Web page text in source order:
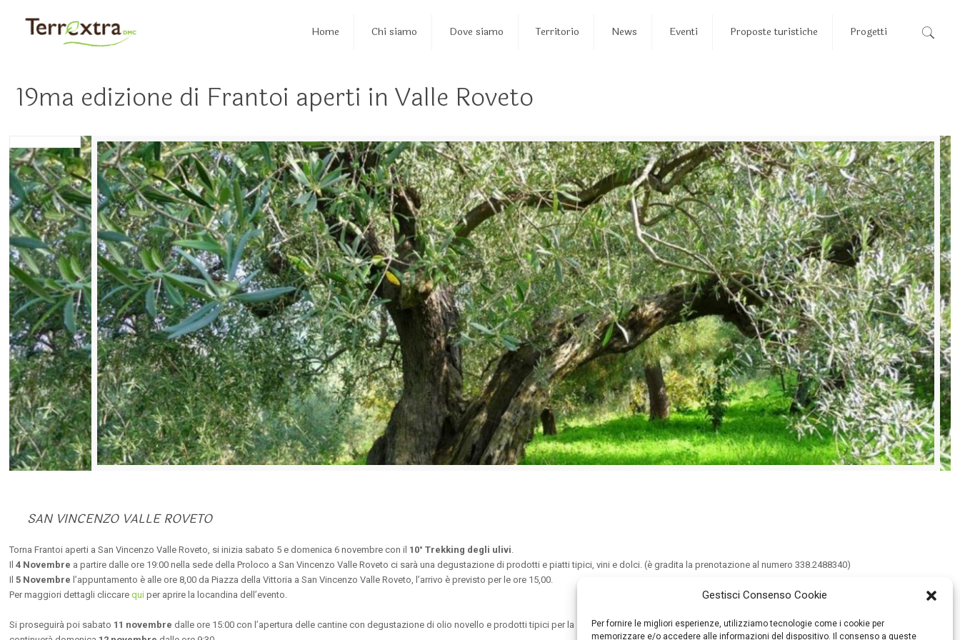
Gestisci Consenso Cookie
Per fornire le migliori esperienze, utilizziamo tecnologie come i cookie per
memorizzare e/o accedere alle informazioni del dispositivo. Il consenso a queste
Home Chi siamo Dove siamo Territorio News Eventi Proposte turistiche Progetti
19ma edizione di Frantoi aperti in Valle Roveto
SAN VINCENZO VALLE ROVETO
Torna Frantoi aperti a San Vincenzo Valle Roveto, si inizia sabato 5 e domenica 6 novembre con il 10° Trekking degli ulivi.
Il4 Novembre a partire dalle ore 19:00 nella sede della Proloco a San Vincenzo Valle Roveto ci sarà una degustazione di prodotti e piatti tipici, vini e dolci. (è gradita la prenotazione al numero 338.2488340)
Il5 Novembre l’appuntamento è alle ore 8,00 da Piazza della Vittoria a San Vincenzo Valle Roveto, l’arrivo è previsto per le ore 15,00.
Per maggiori dettagli cliccarequi per aprire la locandina dell’evento.
Si proseguirà poi sabato 11 novembre dalle ore 15:00 con l’apertura delle cantine con degustazione di olio novello e prodotti tipici per la 19ma edizione di Frantoi Apertia San Vincenzo Valle Roveto. La manifestazione